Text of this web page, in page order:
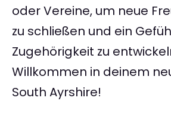
oder Vereine, um neue
zu schließen und ein
Zugehörigkeit zu
Willkommen in deinem
South Ayrshire!